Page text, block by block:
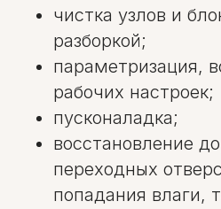
чистка узлов и
разборкой;
параметризация,
рабочих настроек;
пусконаладка;
восстановление
переходных
попадания влаги,